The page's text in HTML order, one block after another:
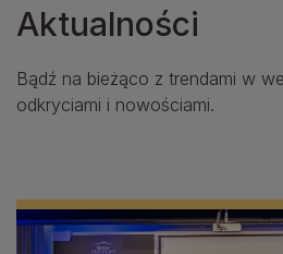
Aktualności
Bądź na bieżąco z trendami w
odkryciami i nowościami.